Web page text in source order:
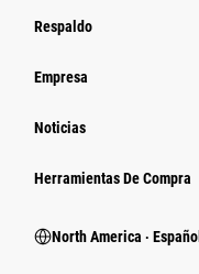
Respaldo
Empresa
Noticias
Herramientas De Compra
North America ‧ Español